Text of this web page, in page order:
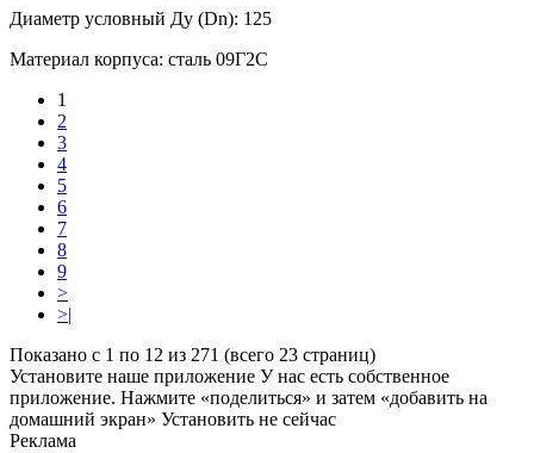
Диаметр условный Ду (Dn): 125
Материал корпуса: сталь 09Г2С
1
2
3
4
5
6
7
8
9
>
>|
Показано с 1 по 12 из 271 (всего 23 страниц)
Установите наше приложение У нас есть собственное
приложение. Нажмите «поделиться» и затем «добавить на
домашний экран» Установить не сейчас
Реклама